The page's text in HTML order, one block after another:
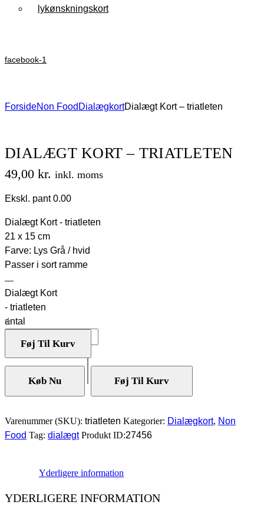
lykønskningskort
facebook-1
ForsideNon Food DialægkortDialægt Kort – triatleten
DIALÆGT KORT – TRIATLETEN
49,00 kr. inkl. moms
Ekskl. pant 0.00
Dialægt Kort - triatleten
21 x 15 cm
Farve: Lys Grå / hvid
Passer i sort ramme
Dialægt Kort
- triatleten
antal
Føj Til Kurv
Køb Nu Føj Til Kurv
Varenummer (SKU): triatleten Kategorier: Dialægkort, Non
Food Tag: dialægt Produkt ID:27456
Yderligere information
YDERLIGERE INFORMATION